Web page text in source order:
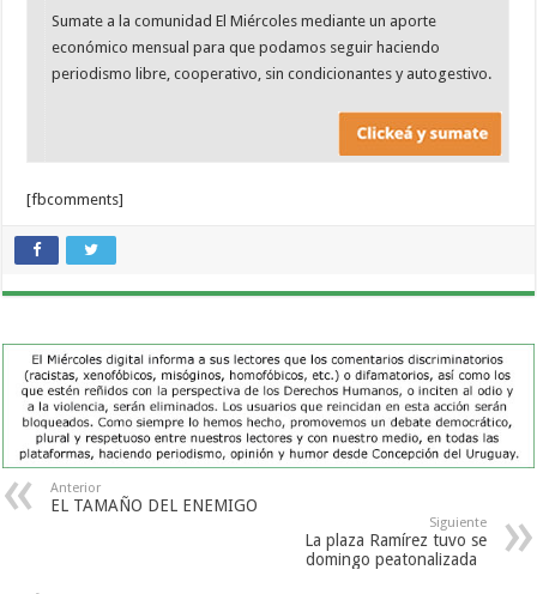
Sumate a la comunidad El Miércoles mediante un aporte
económico mensual para que podamos seguir haciendo
periodismo libre, cooperativo, sin condicionantes y autogestivo.
[fbcomments]
Anterior
EL TAMAÑO DEL ENEMIGO
Siguiente
La plaza Ramírez tuvo se
domingo peatonalizada